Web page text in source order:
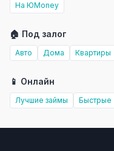
На ЮMoney
🏠 Под залог
Авто Дома Квартиры
📱 Онлайн
Лучшие займы Быстрые